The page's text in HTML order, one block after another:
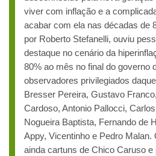
viver com inflação e a
acabar com ela nas décadas de
por Roberto Stefanelli, ouviu
destaque no cenário da
80% ao mês no final do governo
observadores privilegiados
Bresser Pereira, Gustavo
Cardoso, Antonio Pallocci,
Nogueira Baptista, Fernando de
Appy, Vicentinho e Pedro
ainda cartuns de Chico Caruso